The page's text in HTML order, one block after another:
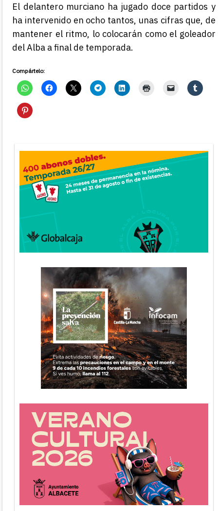
El delantero murciano ha jugado doce partidos y
ha intervenido en ocho tantos, unas cifras que, de
mantener el ritmo, lo colocarán como el goleador
del Alba a final de temporada.
Compártelo: